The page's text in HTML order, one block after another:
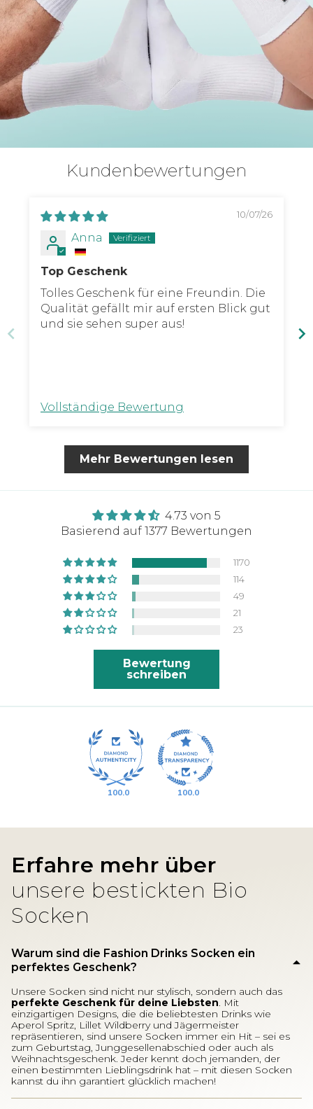
Kundenbewertungen
10/07/26
Anna
Top Geschenk
Tolles Geschenk für eine Freundin. Die
Qualität gefällt mir auf ersten Blick gut
und sie sehen super aus!
Vollständige Bewertung
Mehr Bewertungen lesen
4.73 von 5
Basierend auf 1377 Bewertungen
1170
114
49
21
23
Bewertung
schreiben
100.0 100.0
Erfahre mehr über
unsere bestickten Bio
Socken
Warum sind die Fashion Drinks Socken ein
perfektes Geschenk?
Unsere Socken sind nicht nur stylisch, sondern auch das
perfekte Geschenk für deine Liebsten. Mit
einzigartigen Designs, die die beliebtesten Drinks wie
Aperol Spritz, Lillet Wildberry und Jägermeister
repräsentieren, sind unsere Socken immer ein Hit – sei es
zum Geburtstag, Junggesellenabschied oder auch als
Weihnachtsgeschenk. Jeder kennt doch jemanden, der
einen bestimmten Lieblingsdrink hat – mit diesen Socken
kannst du ihn garantiert glücklich machen!